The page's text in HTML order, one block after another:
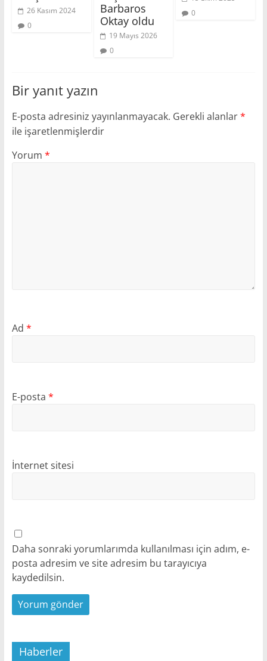
26 Kasım 2024
0
Barbaros
Oktay oldu
19 Mayıs 2026
0
0
Bir yanıt yazın
E-posta adresiniz yayınlanmayacak. Gerekli alanlar*
ile işaretlenmişlerdir
Yorum *
Ad *
E-posta *
İnternet sitesi
Daha sonraki yorumlarımda kullanılması için adım, e-
posta adresim ve site adresim bu tarayıcıya
kaydedilsin.
Haberler